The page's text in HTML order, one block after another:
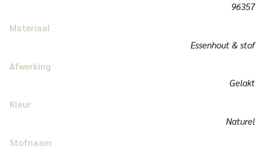
96357
Materiaal
Essenhout & stof
Afwerking
Gelakt
Kleur
Naturel
Stofnaam